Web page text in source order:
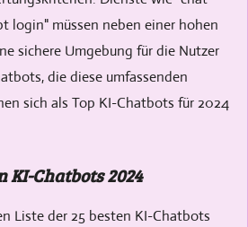
login" müssen neben einer hohen
sichere Umgebung für die Nutzer
die diese umfassenden
sich als Top KI-Chatbots für 2024
KI-Chatbots 2024
Liste der 25 besten KI-Chatbots